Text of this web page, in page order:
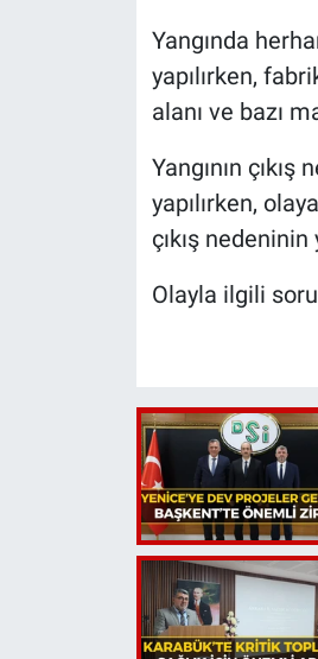
Yangında
yapılırken,
alanı ve bazı
Yangının
yapılırken,
çıkış
Olayla ilgili